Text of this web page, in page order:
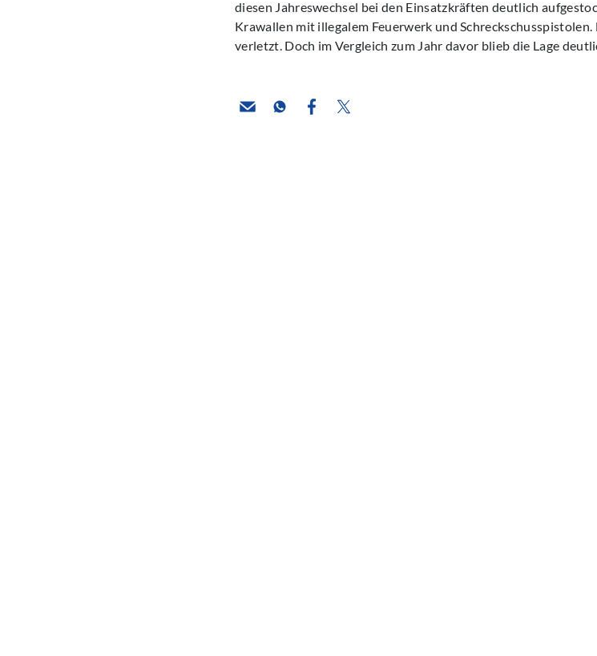
diesen Jahreswechsel bei den Einsatzkräften deutlich
Krawallen mit illegalem Feuerwerk und
verletzt. Doch im Vergleich zum Jahr davor blieb die Lage